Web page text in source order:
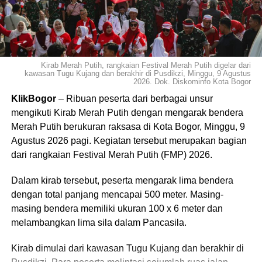
​”Saya telah mengumpulkan bukti-bukti dan melapor ke
Polresta. Unggahan dan narasi yang disebarkan terlapor
telah menghakimi nama baik saya, menyerang pribadi,
sekaligus merusak citra lembaga Pemkot Bogor dan para
pimpinannya. Tindakan tersebut jelas memenuhi unsur
27A UU ITE dan Pasal 434 KUHP,” tegas Alma setelah
menelaah tulisan Irianto sebanyak 9 halaman
​Ia menambahkan bahwa dirinya sangat terbuka terhadap
kritik yang membangun. Namun, jika kritik tersebut
serius, apalagi pencemaran nama baik, maka langkah
hukum menjadi jalur tegas yang harus diambil agar tidak
terjadi lagi hal yang sama.
terlapor, agar paham ini negara hukum. Kebebasan
Kirab Merah Putih, rangkaian Festival Merah Putih digelar dari
kawasan Tugu Kujang dan berakhir di Pusdikzi, Minggu, 9 Agustus
2026. Dok. Diskominfo Kota Bogor
KlikBogor– Ribuan peserta dari berbagai unsur
mengikuti Kirab Merah Putih dengan mengarak bendera
Merah Putih berukuran raksasa di Kota Bogor, Minggu, 9
Agustus 2026 pagi. Kegiatan tersebut merupakan bagian
dari rangkaian Festival Merah Putih (FMP) 2026.
Dalam kirab tersebut, peserta mengarak lima bendera
dengan total panjang mencapai 500 meter. Masing-
masing bendera memiliki ukuran 100 x 6 meter dan
melambangkan lima sila dalam Pancasila.
Kirab dimulai dari kawasan Tugu Kujang dan berakhir di